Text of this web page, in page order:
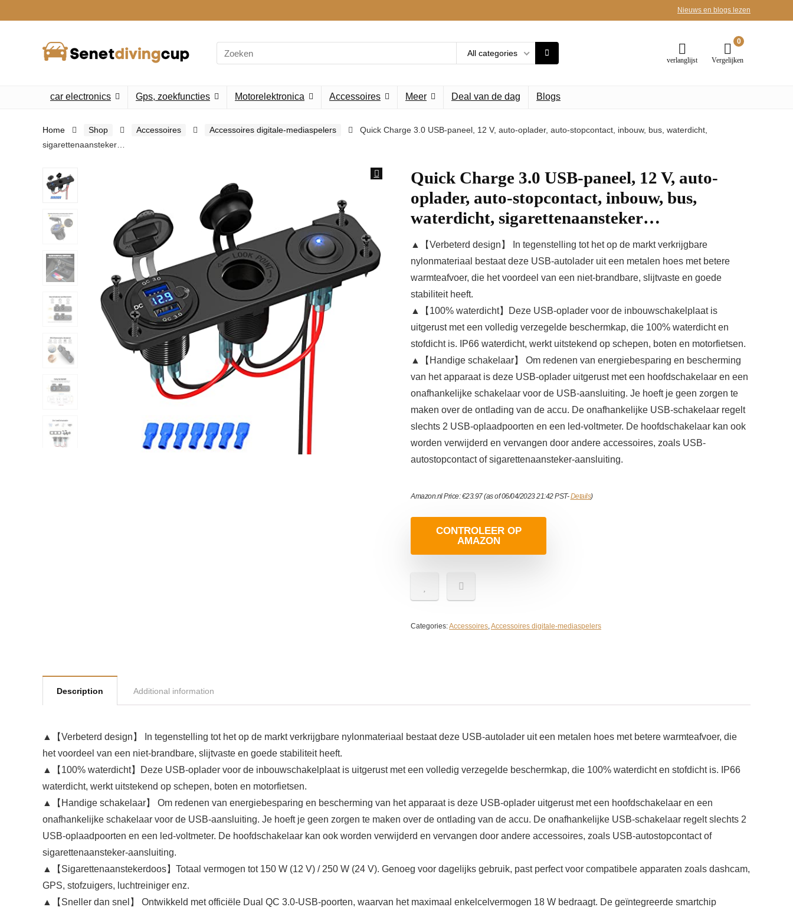
Nieuws en blogs lezen
Search
for:
All categories
verlanglijst
0
Vergelijken
car electronics Gps, zoekfuncties Motorelektronica Accessoires Meer Deal van de dag Blogs
Home Shop Accessoires Accessoires digitale-mediaspelers
Quick Charge 3.0 USB-paneel, 12 V, auto-oplader, auto-stopcontact, inbouw, bus, waterdicht,
sigarettenaansteker…
Quick Charge 3.0 USB-paneel, 12 V, auto-
oplader, auto-stopcontact, inbouw, bus,
waterdicht, sigarettenaansteker…
▲【Verbeterd design】 In tegenstelling tot het op de markt verkrijgbare
nylonmateriaal bestaat deze USB-autolader uit een metalen hoes met betere
warmteafvoer, die het voordeel van een niet-brandbare, slijtvaste en goede
stabiliteit heeft.
▲【100% waterdicht】Deze USB-oplader voor de inbouwschakelplaat is
uitgerust met een volledig verzegelde beschermkap, die 100% waterdicht en
stofdicht is. IP66 waterdicht, werkt uitstekend op schepen, boten en motorfietsen.
▲【Handige schakelaar】 Om redenen van energiebesparing en bescherming
van het apparaat is deze USB-oplader uitgerust met een hoofdschakelaar en een
onafhankelijke schakelaar voor de USB-aansluiting. Je hoeft je geen zorgen te
maken over de ontlading van de accu. De onafhankelijke USB-schakelaar regelt
slechts 2 USB-oplaadpoorten en een led-voltmeter. De hoofdschakelaar kan ook
worden verwijderd en vervangen door andere accessoires, zoals USB-
autostopcontact of sigarettenaansteker-aansluiting.
Amazon.nl Price:€23.97(as of 06/04/2023 21:42 PST-Details)
CONTROLEER OP
AMAZON
Categories:Accessoires,Accessoires digitale-mediaspelers
Description Additional information
▲【Verbeterd design】 In tegenstelling tot het op de markt verkrijgbare nylonmateriaal bestaat deze USB-autolader uit een metalen hoes met betere warmteafvoer, die
het voordeel van een niet-brandbare, slijtvaste en goede stabiliteit heeft.
▲【100% waterdicht】Deze USB-oplader voor de inbouwschakelplaat is uitgerust met een volledig verzegelde beschermkap, die 100% waterdicht en stofdicht is. IP66
waterdicht, werkt uitstekend op schepen, boten en motorfietsen.
▲【Handige schakelaar】 Om redenen van energiebesparing en bescherming van het apparaat is deze USB-oplader uitgerust met een hoofdschakelaar en een
onafhankelijke schakelaar voor de USB-aansluiting. Je hoeft je geen zorgen te maken over de ontlading van de accu. De onafhankelijke USB-schakelaar regelt slechts 2
USB-oplaadpoorten en een led-voltmeter. De hoofdschakelaar kan ook worden verwijderd en vervangen door andere accessoires, zoals USB-autostopcontact of
sigarettenaansteker-aansluiting.
▲【Sigarettenaanstekerdoos】Totaal vermogen tot 150 W (12 V) / 250 W (24 V). Genoeg voor dagelijks gebruik, past perfect voor compatibele apparaten zoals dashcam,
GPS, stofzuigers, luchtreiniger enz.
▲【Sneller dan snel】 Ontwikkeld met officiële Dual QC 3.0-USB-poorten, waarvan het maximaal enkelcelvermogen 18 W bedraagt. De geïntegreerde smartchip